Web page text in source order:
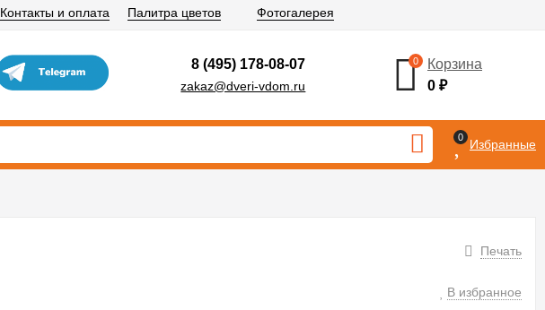
Контакты и оплата Палитра цветов Фотогалерея
8 (495) 178-08-07
zakaz@dveri-vdom.ru
0
Корзина
0 ₽
0 Избранные
Печать
В избранное